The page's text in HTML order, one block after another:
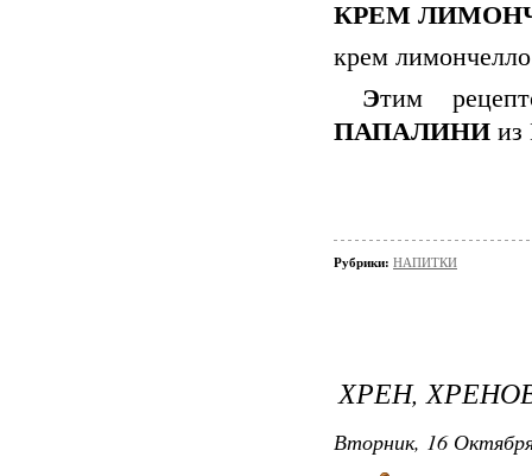
КРЕМ
крем
Этим
ПАПАЛИНИ из
Рубрики: НАПИТКИ
ХРЕН,
Вторник, 16